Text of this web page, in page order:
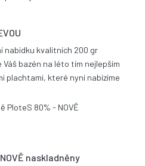
nabídku kvalitních 200 gr
bazén na léto tím nejlepším
plachtami, které nyní nabízíme
naskladněny